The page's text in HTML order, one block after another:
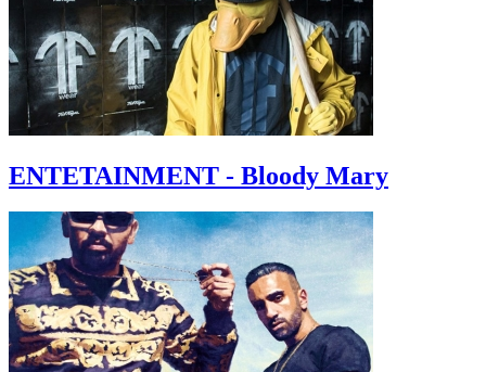
ENTETAINMENT - Bloody Mary